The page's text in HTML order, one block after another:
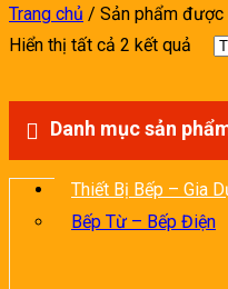
Trang chủ / Sản phẩm được
Hiển thị tất cả 2 kết quả
Danh mục sản
Thiết Bị Bếp – Gia
Bếp Từ – Bếp Điện